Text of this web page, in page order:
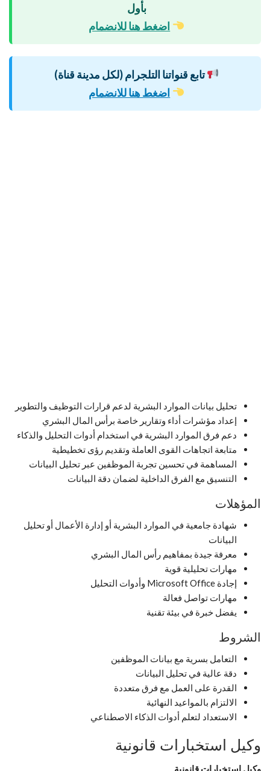
بأول
اضغط هنا للانضمام
تابع قنواتنا التلجرام (لكل مدينة قناة)
اضغط هنا للانضمام
تحليل بيانات الموارد البشرية لدعم قرارات التوظيف والتطوير
إعداد مؤشرات أداء وتقارير خاصة برأس المال البشري
دعم فرق الموارد البشرية في استخدام أدوات التحليل والذكاء
متابعة اتجاهات القوى العاملة وتقديم رؤى تخطيطية
المساهمة في تحسين تجربة الموظفين عبر تحليل البيانات
التنسيق مع الفرق الداخلية لضمان دقة البيانات
المؤهلات
شهادة جامعية في الموارد البشرية أو إدارة الأعمال أو تحليل
البيانات
معرفة جيدة بمفاهيم رأس المال البشري
مهارات تحليلية قوية
إجادة Microsoft Office وأدوات التحليل
مهارات تواصل فعالة
يفضل خبرة في بيئة تقنية
الشروط
التعامل بسرية مع بيانات الموظفين
دقة عالية في تحليل البيانات
القدرة على العمل مع فرق متعددة
الالتزام بالمواعيد النهائية
الاستعداد لتعلم أدوات الذكاء الاصطناعي
وكيل استخبارات قانونية
وكيل استخبارات قانونية